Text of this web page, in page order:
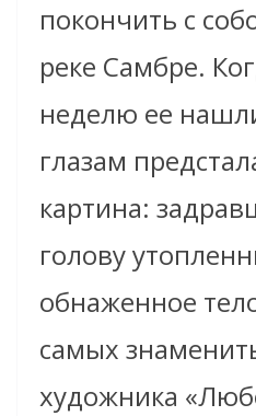
покончить с
реке Самбре.
неделю ее
глазам
картина:
голову
обнаженное
самых
художника